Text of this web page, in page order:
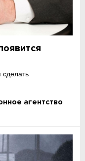
агентство